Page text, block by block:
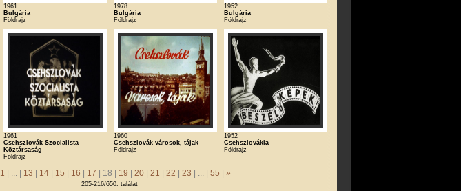
1961
Bulgária
Földrajz
1978
Bulgária
Földrajz
1952
Bulgária
Földrajz
1961
Csehszlovák Szocialista
Köztársaság
Földrajz
1960
Csehszlovák városok, tájak
Földrajz
1952
Csehszlovákia
Földrajz
1 | ... | 13 | 14| 15 | 16 | 17 | 18 | 19 | 20| 21 | 22 | 23 | ... | 55 | »
205-216/650. találat